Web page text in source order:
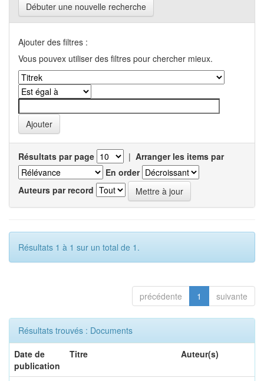
Débuter une nouvelle recherche
Ajouter des filtres :
Vous pouvex utiliser des filtres pour chercher mieux.
Résultats par page | Arranger les items par
En order
Auteurs par record
Résultats 1 à 1 sur un total de 1.
précédente 1 suivante
Résultats trouvés : Documents
Date de
publication
Titre Auteur(s)